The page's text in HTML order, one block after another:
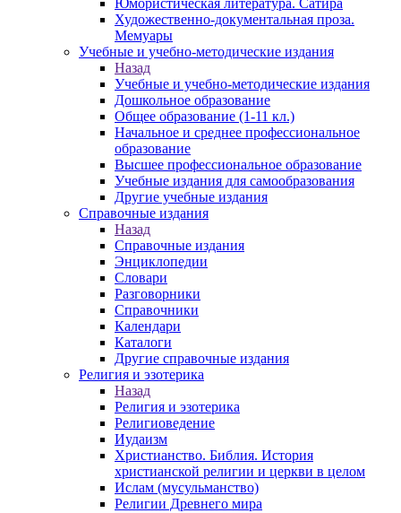
Юмористическая литература. Сатира
Художественно-документальная проза.
Мемуары
Учебные и учебно-методические издания
Назад
Учебные и учебно-методические издания
Дошкольное образование
Общее образование (1-11 кл.)
Начальное и среднее профессиональное
образование
Высшее профессиональное образование
Учебные издания для самообразования
Другие учебные издания
Справочные издания
Назад
Справочные издания
Энциклопедии
Словари
Разговорники
Справочники
Календари
Каталоги
Другие справочные издания
Религия и эзотерика
Назад
Религия и эзотерика
Религиоведение
Иудаизм
Христианство. Библия. История
христианской религии и церкви в целом
Ислам (мусульманство)
Религии Древнего мира